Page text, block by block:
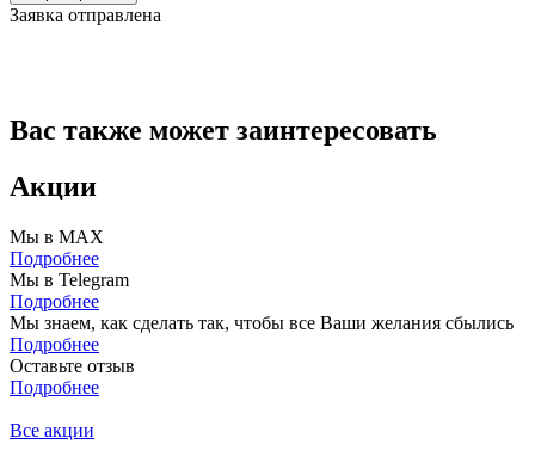
Заявка отправлена
Вас также может заинтересовать
Акции
Мы в MAX
Подробнее
Мы в Telegram
Подробнее
Мы знаем, как сделать так, чтобы все Ваши желания сбылись
Подробнее
Оставьте отзыв
Подробнее
Все акции